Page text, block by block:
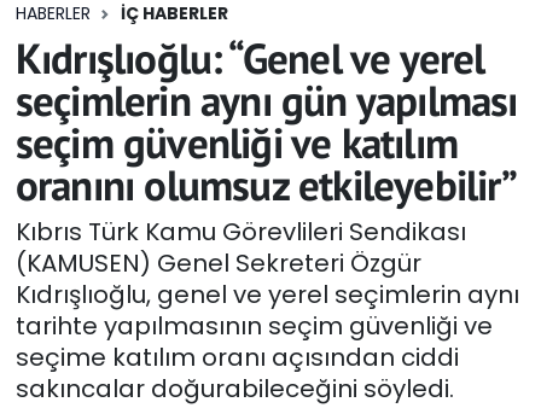
HABERLER İÇ HABERLER
Kıdrışlıoğlu: “Genel ve yerel
seçimlerin aynı gün yapılması
seçim güvenliği ve katılım
oranını olumsuz etkileyebilir”
Kıbrıs Türk Kamu Görevlileri Sendikası
(KAMUSEN) Genel Sekreteri Özgür
Kıdrışlıoğlu, genel ve yerel seçimlerin aynı
tarihte yapılmasının seçim güvenliği ve
seçime katılım oranı açısından ciddi
sakıncalar doğurabileceğini söyledi.
Eğitim
Ekonomi
Foto Galeri
GEZİ
Güncel
Gündem
KKTC
Tüm Manşetler
Son Dakika Haberleri
Haber Arşivi